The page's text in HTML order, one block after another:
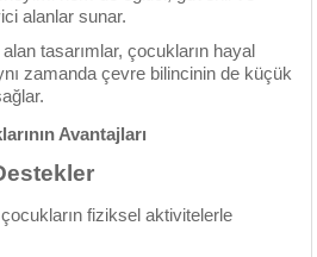
alanlar sunar.
tasarımlar, çocukların hayal
zamanda çevre bilincinin de küçük
Avantajları
fiziksel aktivitelerle